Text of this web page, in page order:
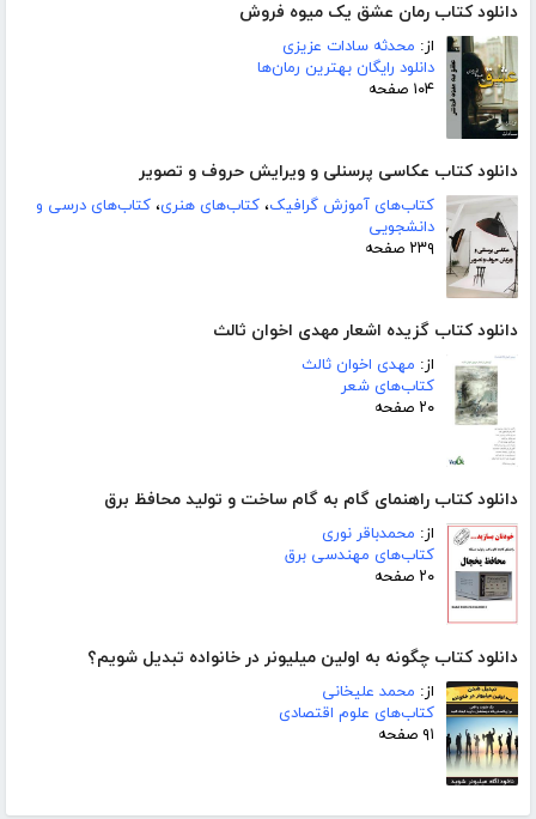
دانلود کتاب رمان عشق یک میوه فروش
از: محدثه سادات عزیزی
دانلود رایگان بهترین رمان‌ها
۱۰۴ صفحه
دانلود کتاب عکاسی پرسنلی و ویرایش حروف و تصویر
کتاب‌های آموزش گرافیک، کتاب‌های هنری، کتاب‌های درسی و
دانشجویی
۲۳۹ صفحه
دانلود کتاب گزیده اشعار مهدی اخوان ثالث
از: مهدی اخوان ثالث
کتاب‌های شعر
۲۰ صفحه
دانلود کتاب راهنمای گام به گام ساخت و تولید محافظ برق
از: محمدباقر نوری
کتاب‌های مهندسی برق
۲۰ صفحه
دانلود کتاب چگونه به اولین میلیونر در خانواده تبدیل شویم؟
از: محمد علیخانی
کتاب‌های علوم اقتصادی
۹۱ صفحه